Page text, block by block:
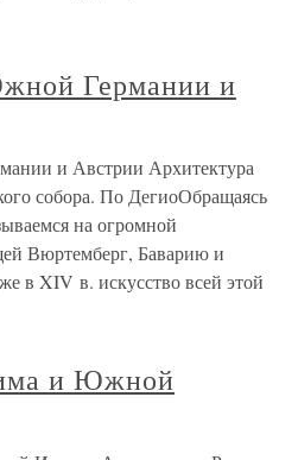
Германии и
и Австрии Архитектура
собора. По ДегиоОбращаясь
на огромной
Вюртемберг, Баварию и
в XIV в. искусство всей этой
и Южной